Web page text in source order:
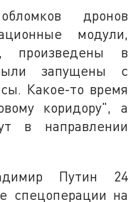
дронов
модули,
произведены в
запущены с
Какое-то время
коридору", а
в направлении
Путин 24
спецоперации на